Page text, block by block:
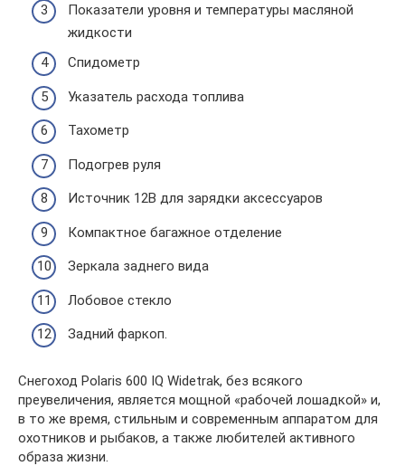
Показатели уровня и температуры масляной
жидкости
Спидометр
Указатель расхода топлива
Тахометр
Подогрев руля
Источник 12В для зарядки аксессуаров
Компактное багажное отделение
Зеркала заднего вида
Лобовое стекло
Задний фаркоп.
Снегоход Polaris 600 IQ Widetrak, без всякого
преувеличения, является мощной «рабочей лошадкой» и,
в то же время, стильным и современным аппаратом для
охотников и рыбаков, а также любителей активного
образа жизни.